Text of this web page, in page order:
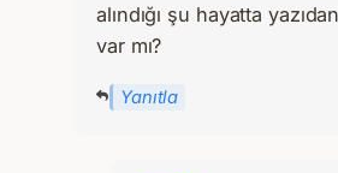
alındığı şu hayatta
var mı?
Yanıtla